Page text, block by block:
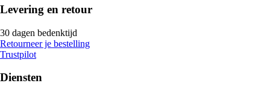
Levering en retour
30 dagen bedenktijd
Retourneer je bestelling
Trustpilot
Diensten